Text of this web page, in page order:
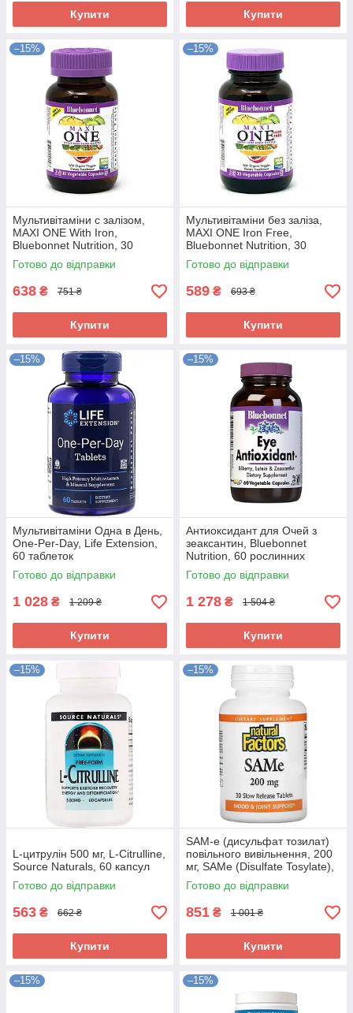
Купити Купити
–15%
Мультивітаміни c залізом,
MAXI ONE With Iron,
Bluebonnet Nutrition, 30
вегетаріанських капсул
Готово до відправки
638 ₴ 751 ₴
Купити
–15%
Мультивітаміни без заліза,
MAXI ONE Iron Free,
Bluebonnet Nutrition, 30
вегетаріанських капсул
Готово до відправки
589 ₴ 693 ₴
Купити
–15%
Мультивітаміни Одна в День,
One-Per-Day, Life Extension,
60 таблеток
Готово до відправки
1 028 ₴ 1 209 ₴
Купити
–15%
Антиоксидант для Очей з
зеаксантин, Bluebonnet
Nutrition, 60 рослинних
капсул
Готово до відправки
1 278 ₴ 1 504 ₴
Купити
–15%
L-цитрулін 500 мг, L-Citrulline,
Source Naturals, 60 капсул
Готово до відправки
563 ₴ 662 ₴
Купити
–15%
SAM-e (дисульфат тозилат)
повільного вивільнення, 200
мг, SAMe (Disulfate Tosylate),
Natural Factors, 30 таблеток
Готово до відправки
851 ₴ 1 001 ₴
Купити
–15% –15%